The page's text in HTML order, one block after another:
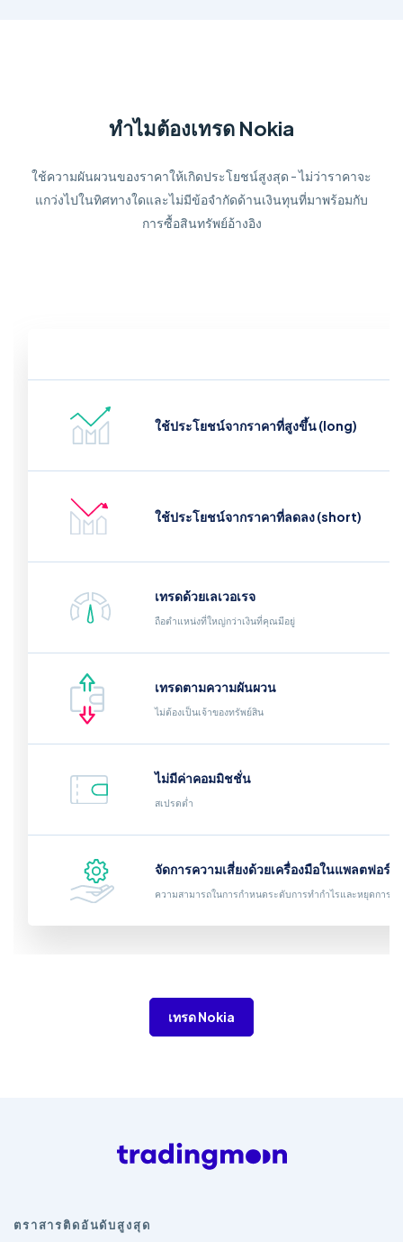
ทำไมต้องเทรด Nokia
ใช้ความผันผวนของราคาให้เกิดประโยชน์สูงสุด - ไม่ว่าราคาจะ
แกว่งไปในทิศทางใดและไม่มีข้อจำกัดด้านเงินทุนที่มาพร้อมกับ
การซื้อสินทรัพย์อ้างอิง
ใช้ประโยชน์จากราคาที่สูงขึ้น (long)
ใช้ประโยชน์จากราคาที่ลดลง (short)
เทรดด้วยเลเวอเรจ
ถือตำแหน่งที่ใหญ่กว่าเงินที่คุณมีอยู่
เทรดตามความผันผวน
ไม่ต้องเป็นเจ้าของทรัพย์สิน
ไม่มีค่าคอมมิชชั่น
สเปรดต่ำ
จัดการความเสี่ยงด้วยเครื่องมือในแพลตฟอร์ม
ความสามารถในการกำหนดระดับการทำกำไรและหยุดการข
เทรด Nokia
ตราสารติดอันดับสูงสุด